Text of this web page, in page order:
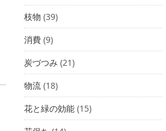
枝物 (39)
消費 (9)
炭づつみ (21)
物流 (18)
花と緑の効能 (15)